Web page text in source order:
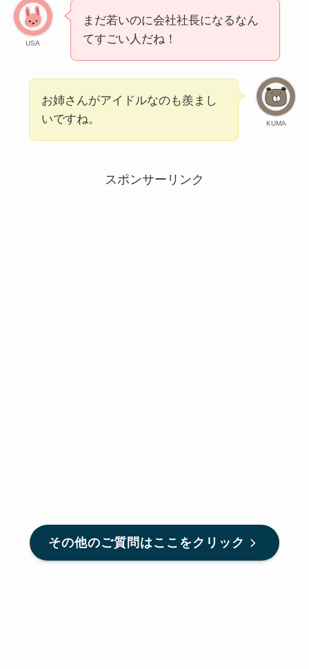
USA
まだ若いのに会社社長になるなん
てすごい人だね！
KUMA
お姉さんがアイドルなのも羨まし
いですね。
スポンサーリンク
その他のご質問はここをクリック